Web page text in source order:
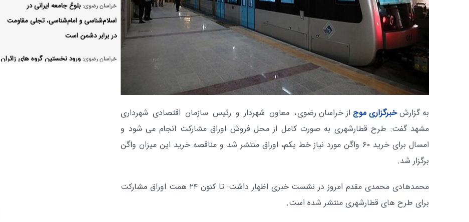
به گزارشخبرگزاری موج از خراسان رضوی، معاون شهردار و رئیس سازمان اقتصادی شهرداری
مشهد گفت: طرح قطارشهری به صورت کامل از محل فروش اوراق مشارکت انجام می‌ شود و
امسال برای خرید ۶۰ واگن مورد نیاز خط یکم، اوراق منتشر شد و مناقصه خرید این میزان واگن
برگزار شد.
محمدهادی محمدی مقدم امروز در نشست خبری اظهار داشت: تا کنون ۲۴ همت اوراق مشارکت
برای طرح‌ های قطارشهری منتشر شده است.
خراسان رضوی: بلوغ جامعه ایرانی در
اسلام‌شناسی و امام‌شناسی، تجلی مقاومت
در برابر دشمن است
خراسان رضوی: ورود نخستین گروه‌ های زائران